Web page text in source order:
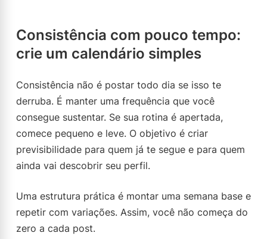
Consistência com pouco tempo:
crie um calendário simples
Consistência não é postar todo dia se isso te
derruba. É manter uma frequência que você
consegue sustentar. Se sua rotina é apertada,
comece pequeno e leve. O objetivo é criar
previsibilidade para quem já te segue e para quem
ainda vai descobrir seu perfil.
Uma estrutura prática é montar uma semana base e
repetir com variações. Assim, você não começa do
zero a cada post.